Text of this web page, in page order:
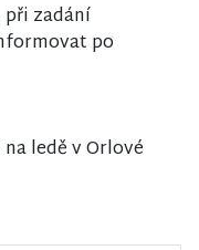
zadání
po
ledě v Orlové